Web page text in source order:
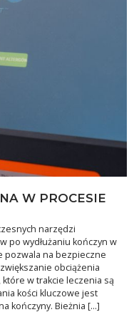
W PROCESIE
narzędzi
po wydłużaniu kończyn w
pozwala na bezpieczne
obciążenia
w trakcie leczenia są
kości kluczowe jest
kończyny. Bieżnia […]